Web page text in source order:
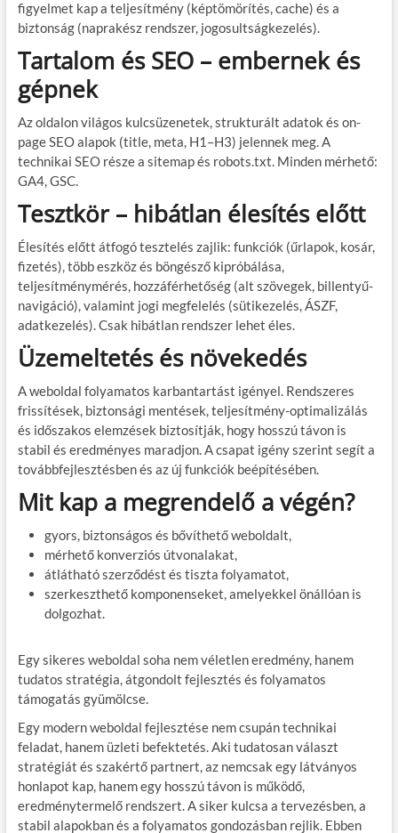
figyelmet kap a teljesítmény (képtömörítés, cache) és a
biztonság (naprakész rendszer, jogosultságkezelés).
Tartalom és SEO – embernek és
gépnek
Az oldalon világos kulcsüzenetek, strukturált adatok és on-
page SEO alapok (title, meta, H1–H3) jelennek meg. A
technikai SEO része a sitemap és robots.txt. Minden mérhető:
GA4, GSC.
Tesztkör – hibátlan élesítés előtt
Élesítés előtt átfogó tesztelés zajlik: funkciók (űrlapok, kosár,
fizetés), több eszköz és böngésző kipróbálása,
teljesítménymérés, hozzáférhetőség (alt szövegek, billentyű-
navigáció), valamint jogi megfelelés (sütikezelés, ÁSZF,
adatkezelés). Csak hibátlan rendszer lehet éles.
Üzemeltetés és növekedés
A weboldal folyamatos karbantartást igényel. Rendszeres
frissítések, biztonsági mentések, teljesítmény-optimalizálás
és időszakos elemzések biztosítják, hogy hosszú távon is
stabil és eredményes maradjon. A csapat igény szerint segít a
továbbfejlesztésben és az új funkciók beépítésében.
Mit kap a megrendelő a végén?
gyors, biztonságos és bővíthető weboldalt,
mérhető konverziós útvonalakat,
átlátható szerződést és tiszta folyamatot,
szerkeszthető komponenseket, amelyekkel önállóan is
dolgozhat.
Egy sikeres weboldal soha nem véletlen eredmény, hanem
tudatos stratégia, átgondolt fejlesztés és folyamatos
támogatás gyümölcse.
Egy modern weboldal fejlesztése nem csupán technikai
feladat, hanem üzleti befektetés. Aki tudatosan választ
stratégiát és szakértő partnert, az nemcsak egy látványos
honlapot kap, hanem egy hosszú távon is működő,
eredménytermelő rendszert. A siker kulcsa a tervezésben, a
stabil alapokban és a folyamatos gondozásban rejlik. Ebben